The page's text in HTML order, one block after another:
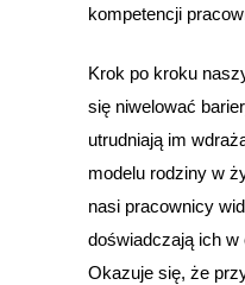
kompetencji
Krok po kroku
się niwelować
utrudniają im
modelu rodziny w
nasi pracownicy
doświadczają ich w
Okazuje się, że